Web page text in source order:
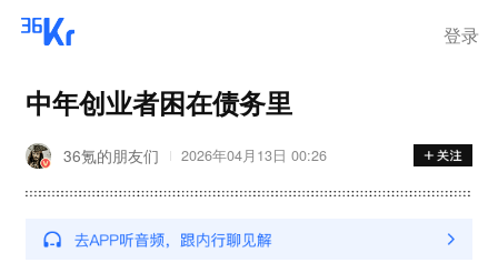
登录
中年创业者困在债务里
36氪的朋友们 2026年04月13日 00:26